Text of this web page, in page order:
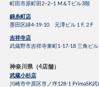
町田市原町田2−2−1 M＆Tビル3階
錦糸町店
墨田区緑4-19-10 元澤ビル１F,２F
吉祥寺店
武蔵野市吉祥寺東町1-17-18 三角ビ
神奈川県（4店舗）
武蔵小杉店
川崎市中原区市ノ坪128-1 PrimaSK武